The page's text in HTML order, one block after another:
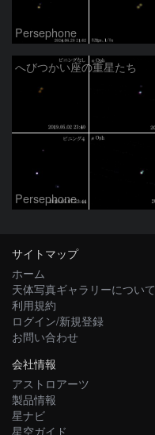
Persephone
へびつかい座の重星たち
Persephone
サイトマップ
ホーム
天体写真ギャラリーについて
利用規約
ログイン/新規登録
お問い合わせ
会社情報
アストロアーツ
製品情報
星ナビ
星空ガイド